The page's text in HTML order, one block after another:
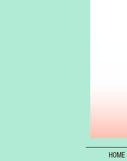
HOME